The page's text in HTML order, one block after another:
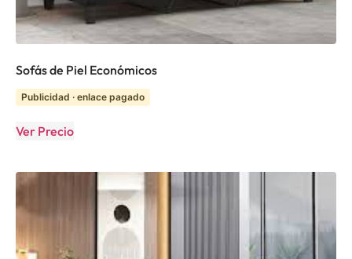
Sofás de Piel Económicos
Publicidad · enlace pagado
Ver Precio